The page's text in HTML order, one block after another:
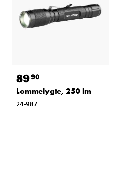
8990
Lommelygte, 250 lm
24-987